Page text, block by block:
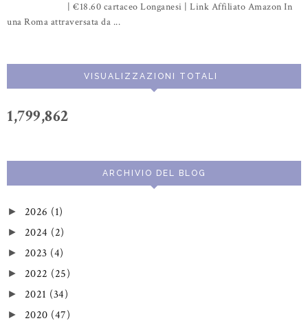
| €18.60 cartaceo Longanesi | Link Affiliato Amazon In
una Roma attraversata da ...
VISUALIZZAZIONI TOTALI
1,799,862
ARCHIVIO DEL BLOG
► 2026 (1)
► 2024 (2)
► 2023 (4)
► 2022 (25)
► 2021 (34)
► 2020 (47)